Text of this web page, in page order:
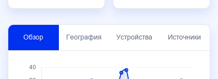
Обзор География Устройства Источники